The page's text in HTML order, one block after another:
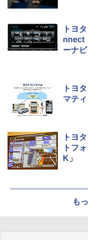
トヨ
nnect
ーナ
トヨ
マテ
トヨ
トフ
K」
も